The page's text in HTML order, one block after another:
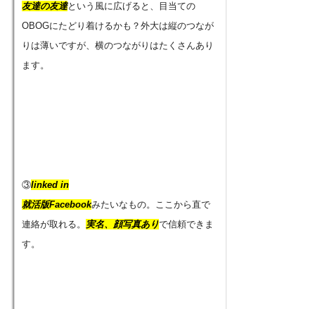
友達の友達という風に広げると、目当ての
OBOGにたどり着けるかも？外大は縦のつなが
りは薄いですが、横のつながりはたくさんあり
ます。
③linked in
就活版Facebookみたいなもの。ここから直で
連絡が取れる。 実名、顔写真ありで信頼できま
す。